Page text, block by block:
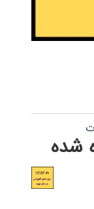
شده